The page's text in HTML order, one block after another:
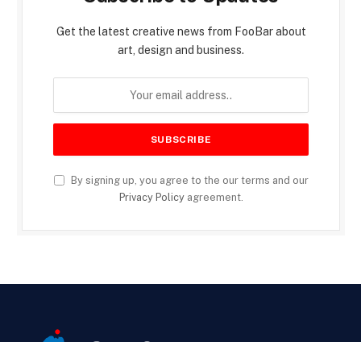
Get the latest creative news from FooBar about
art, design and business.
By signing up, you agree to the our terms and our
Privacy Policyagreement.